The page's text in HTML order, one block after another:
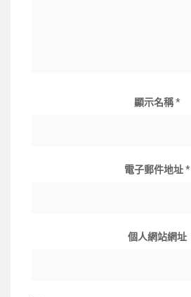
顯示名稱*
電子郵件地址*
個人網站網址